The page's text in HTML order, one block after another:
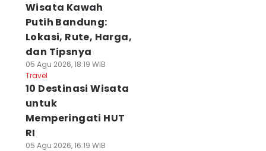
Wisata Kawah
Putih Bandung:
Lokasi, Rute, Harga,
dan Tipsnya
05 Agu 2026, 18:19 WIB
Travel
10 Destinasi Wisata
untuk
Memperingati HUT
RI
05 Agu 2026, 16:19 WIB